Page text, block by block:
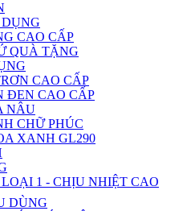
CAO CẤP
QUÀ TẶNG
CAO CẤP
ĐEN CAO CẤP
NÂU
CHỮ PHÚC
XANH GL290
1 - CHỊU NHIỆT CAO
DÙNG